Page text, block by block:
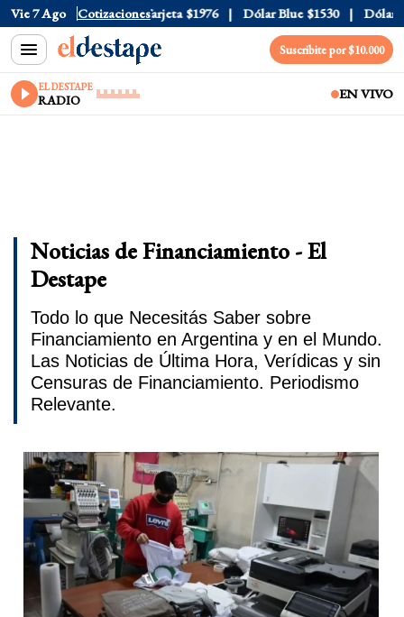
Vie 7 Ago Cotizaciones
$1520 Dólar Tarjeta $1976 Dólar Blue $1530 Dólar CCL
Suscribite por $10.000
EL DESTAPE
RADIO EN VIVO
Noticias de Financiamiento - El
Destape
Todo lo que Necesitás Saber sobre
Financiamiento en Argentina y en el Mundo.
Las Noticias de Última Hora, Verídicas y sin
Censuras de Financiamiento. Periodismo
Relevante.